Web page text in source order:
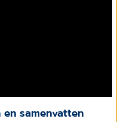
samenvatten